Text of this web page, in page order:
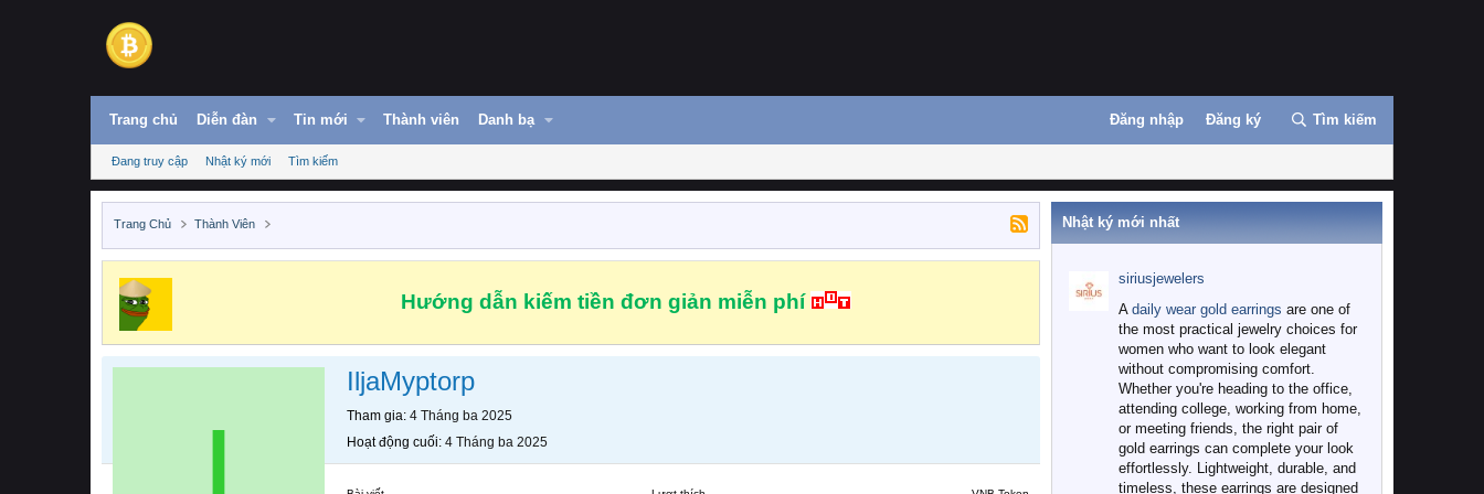
Trang chủ Diễn đàn Tin mới Thành viên Danh bạ Đăng nhập Đăng ký Tìm kiếm
Đang truy cập Nhật ký mới Tìm kiếm
Trang Chủ Thành Viên
Hướng dẫn kiếm tiền đơn giản miễn phí
IljaMyptorp
Tham gia 4 Tháng ba 2025
Hoạt động cuối 4 Tháng ba 2025
Nhật ký mới nhất
siriusjewelers
A daily wear gold earrings are one of
the most practical jewelry choices for
women who want to look elegant
without compromising comfort.
Whether you're heading to the office,
attending college, working from home,
or meeting friends, the right pair of
gold earrings can complete your look
effortlessly. Lightweight, durable, and
timeless, these earrings are designed